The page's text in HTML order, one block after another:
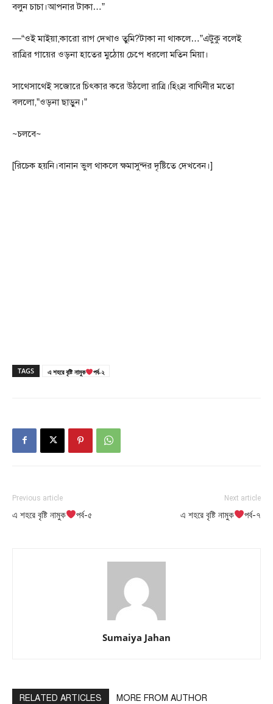
বলুন চাচা।আপনার টাকা…”
—“ওই মাইয়া,কারো রাগ দেখাও তুমি?টাকা না থাকলে…”এটুকু বলেই
রাত্রির গায়ের ওড়না হাতের মুঠোয় চেপে ধরলো মতিন মিয়া।
সাথেসাথেই সজোরে চিৎকার করে উঠলো রাত্রি।হিংস্র বাঘিনীর মতো
বললো,”ওড়না ছাড়ুন।”
~চলবে~
[রিচেক হয়নি।বানান ভুল থাকলে ক্ষমাসুন্দর দৃষ্টিতে দেখবেন।]
TAGS এ শহরে বৃষ্টি নামুক পর্ব-২
Previous article
এ শহরে বৃষ্টি নামুক পর্ব-৫
Next article
এ শহরে বৃষ্টি নামুক পর্ব-৭
Sumaiya Jahan
RELATED ARTICLES MORE FROM AUTHOR